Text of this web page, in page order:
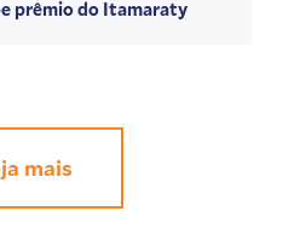
prêmio do Itamaraty
mais